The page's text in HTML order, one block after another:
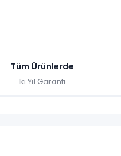
Tüm Ürünlerde
İki Yıl Garanti